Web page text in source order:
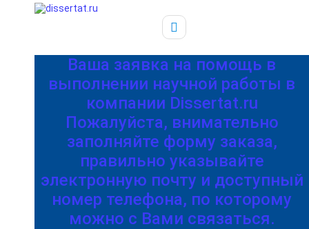
Ваша заявка на помощь в
выполнении научной работы в
компании Dissertat.ru
Пожалуйста, внимательно
заполняйте форму заказа,
правильно указывайте
электронную почту и доступный
номер телефона, по которому
можно с Вами связаться.